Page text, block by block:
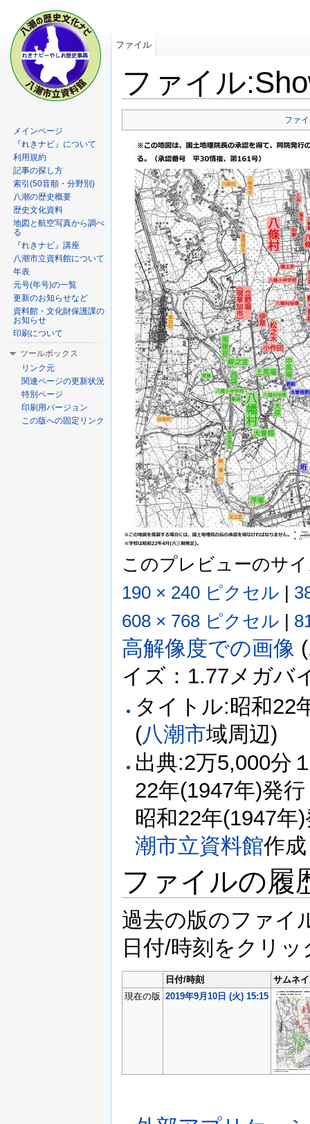
ファイル
ファ
このプレビューのサ
190 × 240 ピクセル |
608 × 768 ピクセル |
高解像度での画像
イズ：1.77メガバ
タイトル:昭和22
(八潮市域周辺)
出典:2万5,000分
22年(1947年)発
昭和22年(1947年
潮市立資料館作成
ファイルの履
過去の版のファイ
日付/時刻をクリ
日付/時刻
サムネ
現在の版 2019年9月10日 (火) 15:15
ファイル
メインページ
『れきナビ』について
利用規約
記事の探し方
索引(50音順・分野別)
八潮の歴史概要
歴史文化資料
地図と航空写真から調べ
る
『れきナビ』講座
八潮市立資料館について
年表
元号(年号)の一覧
更新のお知らせなど
資料館・文化財保護課の
お知らせ
印刷について
ツールボックス
リンク元
関連ページの更新状況
特別ページ
印刷用バージョン
この版への固定リンク